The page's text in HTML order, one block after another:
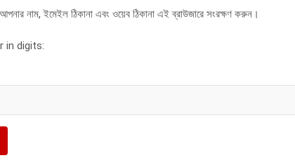
নাম, ইমেইল ঠিকানা এবং ওয়েব ঠিকানা এই ব্রাউজারে সংরক্ষণ করুন।
in digits: